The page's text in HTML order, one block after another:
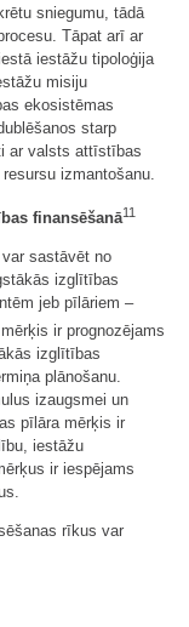
sniegumu, tādā
Tāpat arī ar
iestāžu tipoloģija
misiju
ekosistēmas
starp
ar valsts attīstības
izmantošanu.
finansēšanā11
sastāvēt no
izglītības
jeb pīlāriem –
ir prognozējams
izglītības
plānošanu.
izaugsmei un
pīlāra mērķis ir
iestāžu
ir iespējams
rīkus var